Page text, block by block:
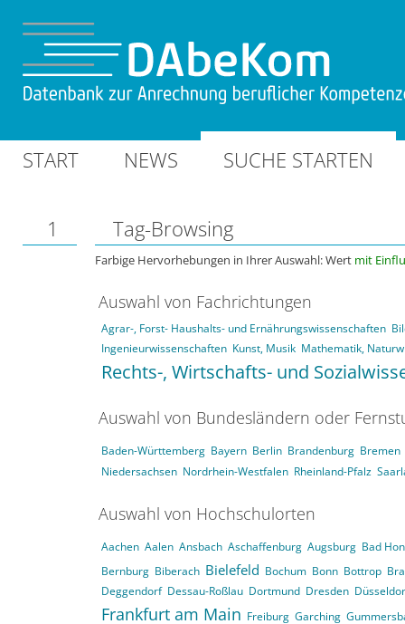
START NEWS SUCHE STARTEN
1 Tag-Browsing
Farbige Hervorhebungen in Ihrer Auswahl: Wert mit
Auswahl von Fachrichtungen
Agrar-, Forst- Haushalts- und Ernährungswissenschaften
Ingenieurwissenschaften Kunst, Musik Mathematik,
Rechts-, Wirtschafts- und
Auswahl von Bundesländern oder
Baden-Württemberg Bayern Berlin Brandenburg Bremen
Niedersachsen Nordrhein-Westfalen Rheinland-Pfalz
Auswahl von Hochschulorten
Aachen Aalen Ansbach Aschaffenburg Augsburg Bad
Bernburg Biberach Bielefeld Bochum Bonn Bottrop
Deggendorf Dessau-Roßlau Dortmund Dresden
Frankfurt am Main Freiburg Garching